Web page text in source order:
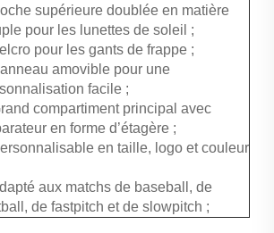
supérieure doublée en matière
pour les lunettes de soleil ;
pour les gants de frappe ;
amovible pour une
facile ;
compartiment principal avec
en forme d’étagère ;
en taille, logo et couleur
aux matchs de baseball, de
de fastpitch et de slowpitch ;